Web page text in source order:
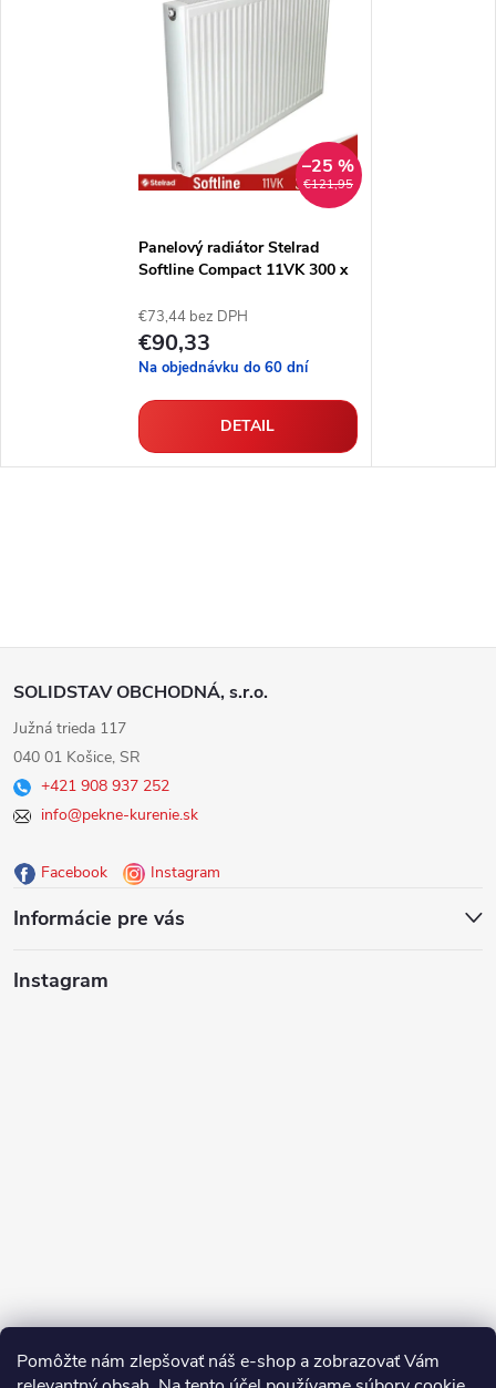
Pomôžte nám zlepšovať náš e-shop a zobrazovať Vám
€121,95
–25 %
Panelový radiátor Stelrad
Softline Compact 11VK 300 x
€73,44 bez DPH
€90,33
Na objednávku do 60 dní
DETAIL
Z
á
p
ä
e
SOLIDSTAV OBCHODNÁ, s.r.o.
Južná trieda 117
040 01 Košice, SR
+421 908 937 252
info@pekne-kurenie.sk
Facebook Instagram
Informácie pre vás
Instagram
Sledovať na Instagrame